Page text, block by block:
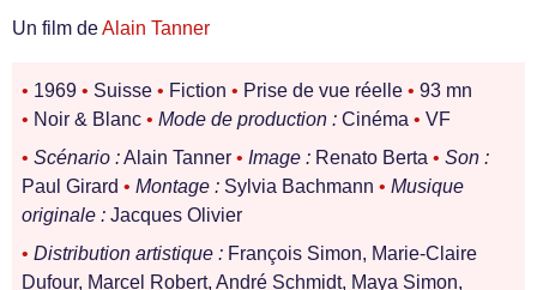
Un film deAlain Tanner
• 1969 • Suisse • Fiction • Prise de vue réelle • 93 mn
• Noir & Blanc • Mode de production : Cinéma • VF
• Scénario :Alain Tanner • Image : Renato Berta • Son :
Paul Girard • Montage : Sylvia Bachmann • Musique
originale : Jacques Olivier
• Distribution artistique : François Simon, Marie-Claire
Dufour, Marcel Robert, André Schmidt, Maya Simon,